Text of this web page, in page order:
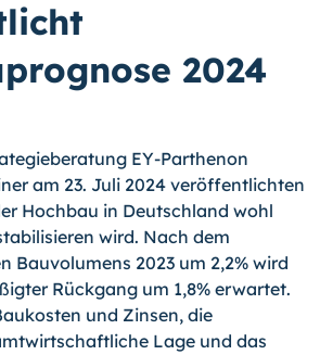
2024
EY-Parthenon
am 23. Juli 2024 veröffentlichten
Hochbau in Deutschland wohl
wird. Nach dem
Bauvolumens 2023 um 2,2% wird
Rückgang um 1,8% erwartet.
und Zinsen, die
Lage und das